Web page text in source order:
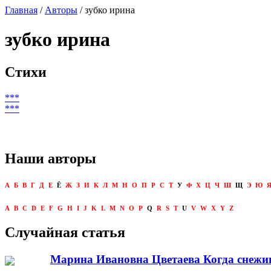
Главная / Авторы / зубко ирина
зубко ирина
Стихи
***
***
Наши авторы
А Б В Г Д Е Ё Ж З И К Л М Н О П Р С Т У Ф Х Ц Ч Ш Щ Э Ю Я
A B C D E F G H I J K L M N O P Q R S T U V W X Y Z
Случайная статья
Марина Ивановна Цветаева Когда